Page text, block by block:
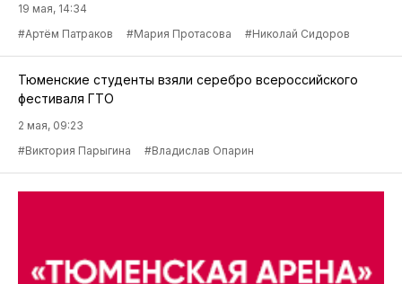
19 мая, 14:34
#Артём Патраков
#Мария Протасова #Николай Сидоров
Тюменские студенты взяли серебро всероссийского
фестиваля ГТО
2 мая, 09:23
#Виктория Парыгина
#Владислав Опарин